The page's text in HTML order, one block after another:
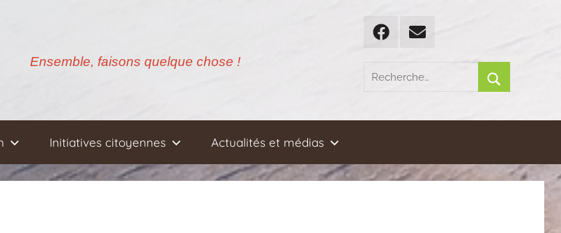
Ensemble, faisons quelque chose !
FacebookEmail
Recherche
Initiatives citoyennes Actualités et médias